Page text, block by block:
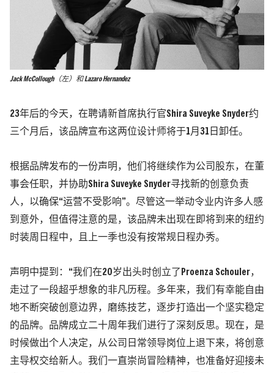
Jack McCollough（左）和 Lazaro Hernandez
23年后的今天，在聘请新首席执行官Shira Suveyke Snyder约
三个月后，该品牌宣布这两位设计师将于1月31日卸任。
根据品牌发布的一份声明，他们将继续作为公司股东，在董
事会任职，并协助Shira Suveyke Snyder寻找新的创意负责
人，以确保“运营不受影响”。尽管这一举动令业内许多人感
到意外，但值得注意的是，该品牌未出现在即将到来的纽约
时装周日程中，且上一季也没有按常规日程办秀。
声明中提到：“我们在20岁出头时创立了Proenza Schouler，
走过了一段超乎想象的非凡历程。多年来，我们有幸能自由
地不断突破创意边界，磨练技艺，逐步打造出一个坚实稳定
的品牌。品牌成立二十周年我们进行了深刻反思。现在，是
时候做出个人决定，从公司日常领导岗位上退下来，将创意
主导权交给新人。我们一直崇尚冒险精神，也准备好迎接未